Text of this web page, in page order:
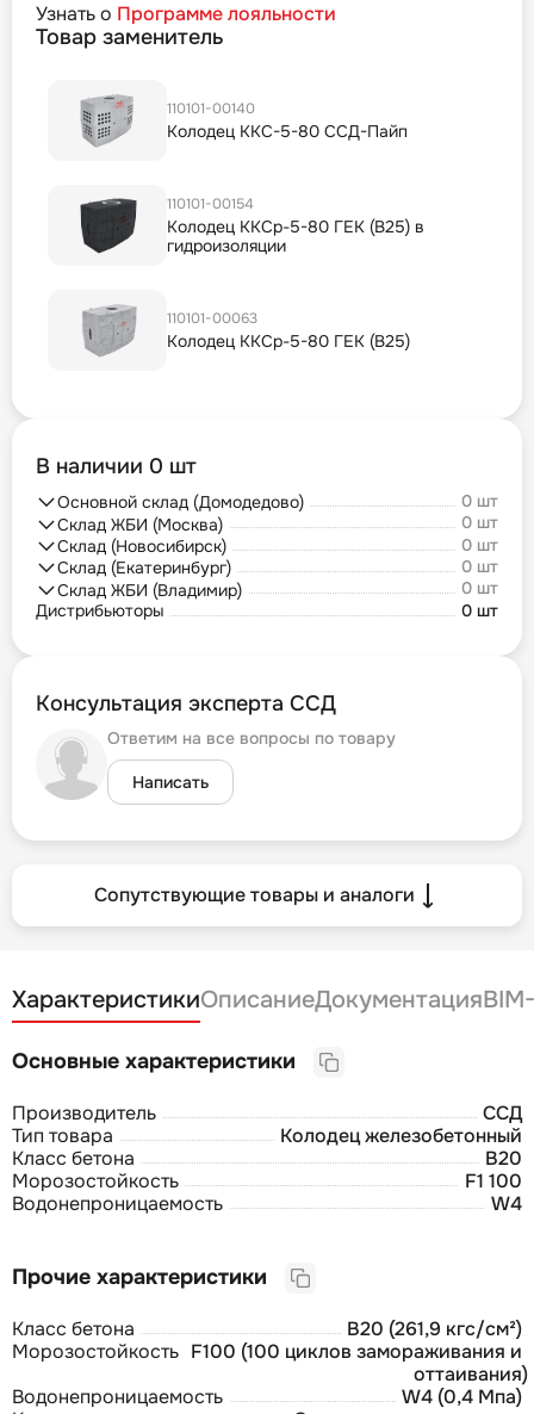
Узнать о Программе лояльности
Товар заменитель
110101-00140
Колодец ККС-5-80 ССД-Пайп
110101-00154
Колодец ККСр-5-80 ГЕК (B25) в
гидроизоляции
110101-00063
Колодец ККСр-5-80 ГЕК (B25)
В наличии 0 шт
Основной склад (Домодедово)
0 шт
Склад ЖБИ (Москва)
0 шт
Склад (Новосибирск)
0 шт
Склад (Екатеринбург)
0 шт
Склад ЖБИ (Владимир)
0 шт
Дистрибьюторы
0 шт
Консультация эксперта ССД
Ответим на все вопросы по товару
Написать
Сопутствующие товары и аналоги
ХарактеристикиОписаниеДокументация
Основные характеристики
Производитель
ССД
Тип товара
Колодец железобетонный
Класс бетона
B20
Морозостойкость
F1 100
Водонепроницаемость
W4
Прочие характеристики
Класс бетона
В20 (261,9 кгс/см²)
Морозостойкость F100 (100 циклов замораживания и
оттаивания)
Водонепроницаемость
W4 (0,4 Мпа)